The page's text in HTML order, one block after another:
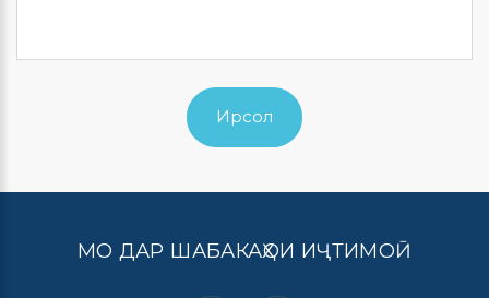
Ирсол
МО ДАР ШАБАКАҲОИ ИҶТИМОӢ